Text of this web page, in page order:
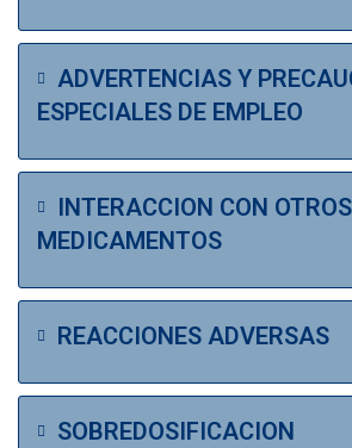
ADVERTENCIAS Y
ESPECIALES DE EMPLEO
INTERACCION CON OTROS
MEDICAMENTOS
REACCIONES ADVERSAS
SOBREDOSIFICACION